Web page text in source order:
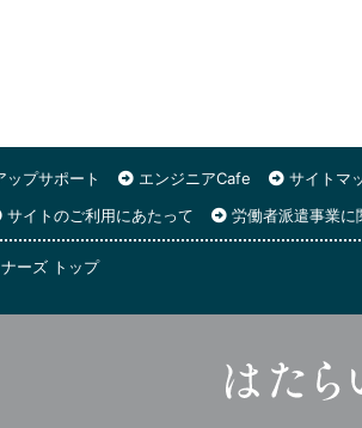
ップサポート エンジニアCafe サイトマ
サイトのご利用にあたって 労働者派遣事業に
ーズ トップ